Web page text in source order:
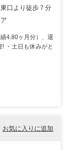
口より徒歩７分
4.80ヶ月分）、退
・土日も休みがと
お気に入りに追加